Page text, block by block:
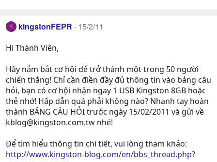
K kingstonFEPR 15/2/11
Hi Thành Viên,
Hãy nắm bắt cơ hội để trở thành một trong 50 người
chiến thắng! Chỉ cần điền đầy đủ thông tin vào bảng câu
hỏi, bạn có cơ hội nhận ngay 1 USB Kingston 8GB hoặc
thẻ nhớ! Hấp dẫn quá phải không nào? Nhanh tay hoàn
thành BẢNG CÂU HỎI trước ngày 15/02/2011 và gửi về
kblog@kingston.com.tw nhé!
Để tìm hiểu thông tin chi tiết, vui lòng tham khảo:
http://www.kingston-blog.com/en/bbs_thread.php?